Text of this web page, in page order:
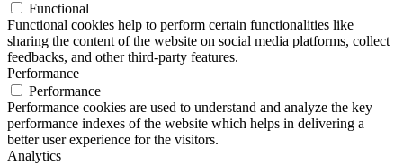
Functional
Functional cookies help to perform certain functionalities like
sharing the content of the website on social media platforms, collect
feedbacks, and other third-party features.
Performance
Performance
Performance cookies are used to understand and analyze the key
performance indexes of the website which helps in delivering a
better user experience for the visitors.
Analytics